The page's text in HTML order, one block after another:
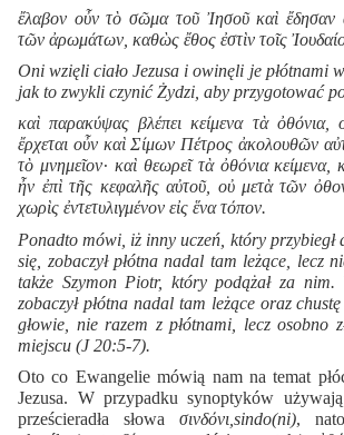
ἔλαβον οὖν τὸ σῶμα τοῦ Ἰησοῦ καὶ ἔδησαν
τῶν ἀρωμάτων, καθὼς ἔθος ἐστὶν τοῖς
Oni wzięli ciało Jezusa i owinęli je płótnami
jak to zwykli czynić Żydzi, aby przygotować
καὶ παρακύψας βλέπει κείμενα τὰ ὀθόνια,
ἔρχεται οὖν καὶ Σίμων Πέτρος ἀκολουθῶν
τὸ μνημεῖον· καὶ θεωρεῖ τὰ ὀθόνια κείμενα,
ἦν ἐπὶ τῆς κεφαλῆς αὐτοῦ, οὐ μετὰ τῶν
χωρὶς ἐντετυλιγμένον εἰς ἕνα τόπον.
Ponadto mówi, iż inny uczeń, który przybiegł
się, zobaczył płótna nadal tam leżące, lecz
także Szymon Piotr, który podążał za nim.
zobaczył płótna nadal tam leżące oraz
głowie, nie razem z płótnami, lecz osobno
miejscu (J 20:5-7).
Oto co Ewangelie mówią nam na temat
Jezusa. W przypadku synoptyków
prześcieradła słowa σινδόνι,sindo(ni),